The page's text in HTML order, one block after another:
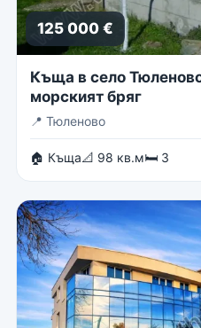
125 000 €
Къща в село
морският бряг
📍 Тюленово
🏠 Къща📐 98 кв.м🛏 3